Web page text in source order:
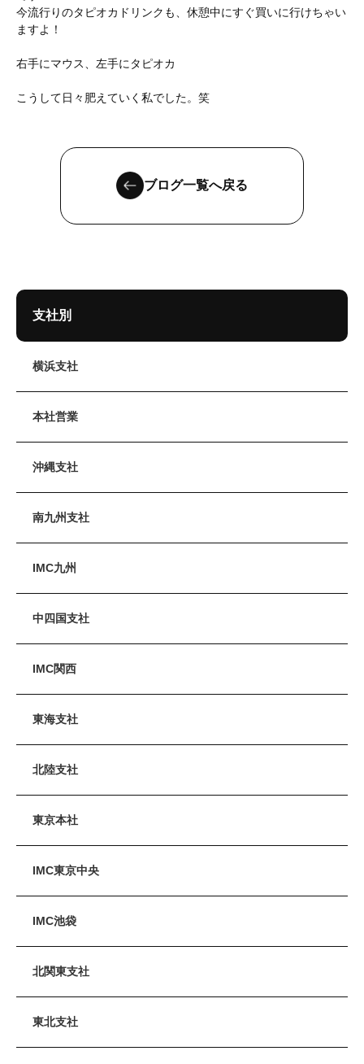
今流行りのタピオカドリンクも、休憩中にすぐ買いに行けちゃい
ますよ！
右手にマウス、左手にタピオカ
こうして日々肥えていく私でした。笑
ブログ一覧へ戻る
支社別
横浜支社
本社営業
沖縄支社
南九州支社
IMC九州
中四国支社
IMC関西
東海支社
北陸支社
東京本社
IMC東京中央
IMC池袋
北関東支社
東北支社